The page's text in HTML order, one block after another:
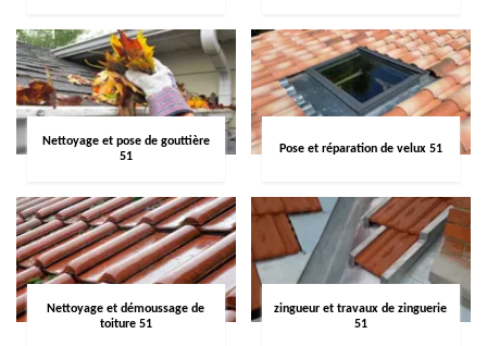
Nettoyage et pose de gouttière
51
Pose et réparation de velux 51
Nettoyage et démoussage de
toiture 51
zingueur et travaux de zinguerie
51